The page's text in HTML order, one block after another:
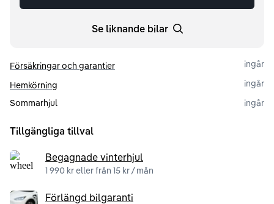
Se liknande bilar
Försäkringar och garantier
ingår
Hemkörning
ingår
Sommarhjul
ingår
Tillgängliga tillval
Begagnade vinterhjul
1 990 kr eller från 15 kr / mån
Förlängd bilgaranti